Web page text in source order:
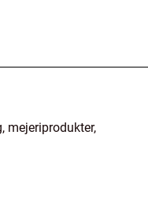
mejeriprodukter,